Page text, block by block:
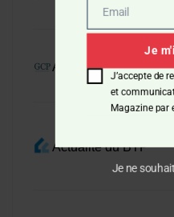
Actualité du BTP en
Actualité du BTP
Email
Email
Je
J’accepte de
et
Magazine par
Je ne